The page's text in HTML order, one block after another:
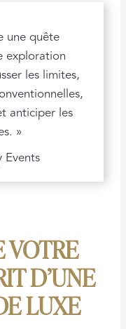
une quête
exploration
les limites,
anticiper les
»
Events
VOTRE
D’UNE
LUXE